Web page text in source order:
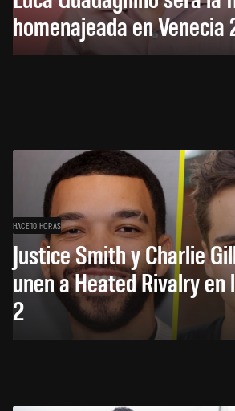
homenajeada en
HACE 10 HORAS
Justice Smith y Charlie
unen a Heated Rivalry
2